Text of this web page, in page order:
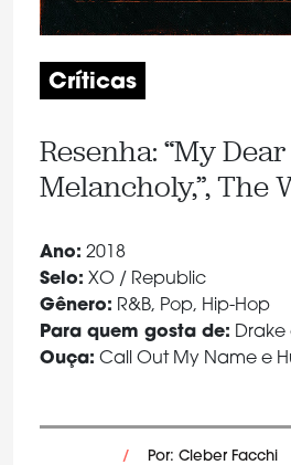
Críticas
Resenha: “My Dear
Melancholy,”, The
Ano: 2018
Selo: XO / Republic
Gênero: R&B, Pop, Hip-Hop
Para quem gosta de: Drake
Ouça: Call Out My Name e
/ Por: Cleber Facchi